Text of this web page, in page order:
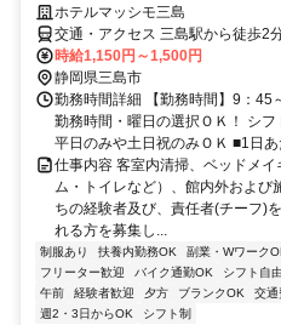
ホテルマッシモ三島
交通・アクセス 三島駅から徒歩2
時給1,150円～1,500円
静岡県三島市
勤務時間詳細 【勤務時間】9：
勤務時間・曜日の選択ＯＫ！ シ
平日のみや土日祝のみＯＫ ■1日
仕事内容 客室内清掃、ベッドメ
ム・トイレなど）、館内外および
ちの経験者及び、責任者(チーフ)
れる方を募集し...
制服あり 扶養内勤務OK 副業・Wワーク
フリーター歓迎
バイク通勤OK シフト自由
午前
経験者歓迎 夕方 ブランクOK 交通
週2・3日からOK
シフト制